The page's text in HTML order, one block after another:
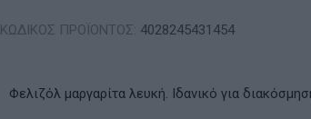
ΚΩΔΙΚΟΣ ΠΡΟΪΟΝΤΟΣ: 4028245431454
Φελιζόλ μαργαρίτα λευκή. Ιδανικό για